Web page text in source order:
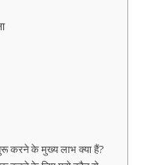
करने के मुख्य लाभ क्या हैं?